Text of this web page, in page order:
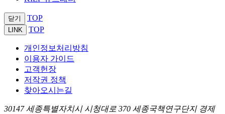
닫기 TOP
LINK TOP
개인정보처리방침
이용자 가이드
고객헌장
저작권 정책
찾아오시는길
30147 세종특별자치시 시청대로 370 세종국책연구단지 경제